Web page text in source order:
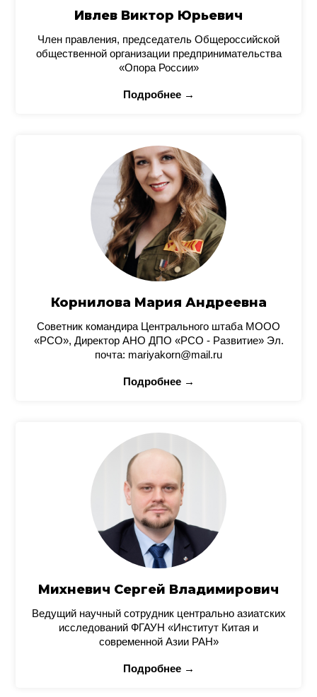
Ивлев Виктор Юрьевич
Член правления, председатель Общероссийской
общественной организации предпринимательства
«Опора России»
Подробнее →
Корнилова Мария Андреевна
Советник командира Центрального штаба МООО
«РСО», Директор АНО ДПО «РСО - Развитие» Эл.
почта: mariyakorn@mail.ru
Подробнее →
Михневич Сергей Владимирович
Ведущий научный сотрудник центрально азиатских
исследований ФГАУН «Институт Китая и
современной Азии РАН»
Подробнее →